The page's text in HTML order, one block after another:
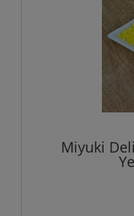
Miyuki